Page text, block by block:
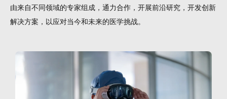
由来自不同领域的专家组成，通力合作，开展前沿研究，开发创新
解决方案，以应对当今和未来的医学挑战。